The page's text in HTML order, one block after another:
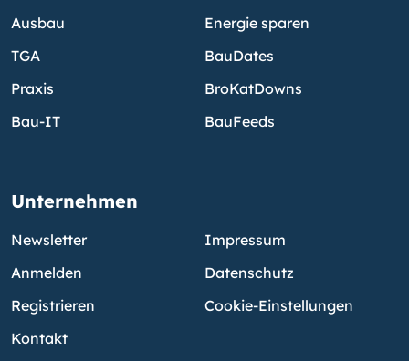
Ausbau
TGA
Praxis
Bau-IT
Energie sparen
BauDates
BroKatDowns
BauFeeds
Unternehmen
Newsletter
Anmelden
Registrieren
Kontakt
Impressum
Datenschutz
Cookie-Einstellungen